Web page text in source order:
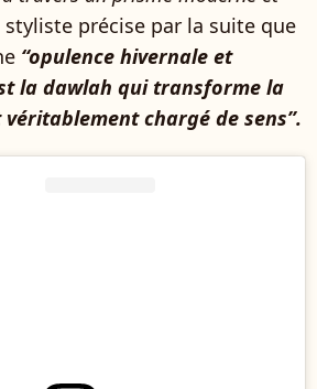
styliste précise par la suite que
“opulence hivernale et
la dawlah qui transforme la
chargé de sens”.